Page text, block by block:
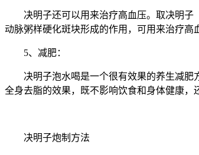
决明子还可以用来治疗高血压。取决明子
动脉粥样硬化斑块形成的作用，可用来治疗高
5、减肥：
决明子泡水喝是一个很有效果的养生减
全身去脂的效果，既不影响饮食和身体健康，
决明子炮制方法